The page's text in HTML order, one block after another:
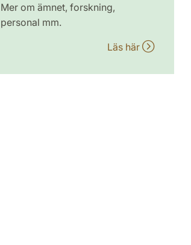
Mer om ämnet, forskning,
personal mm.
Läs här